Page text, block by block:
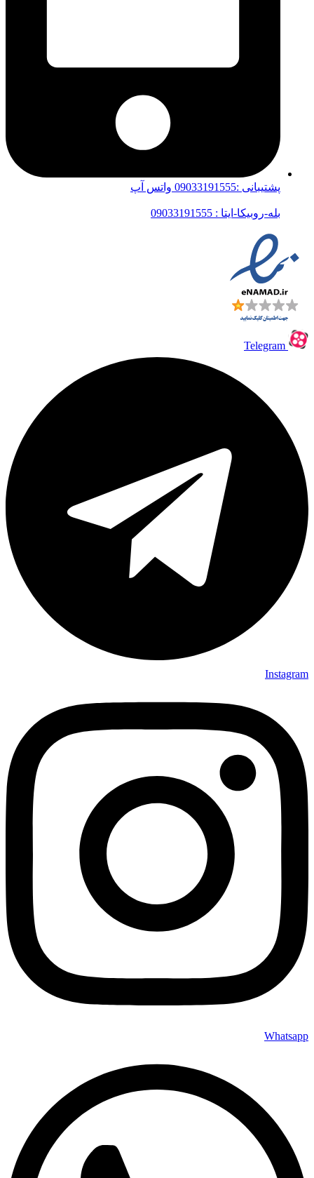
پشتیبانی :09033191555 واتس آپ
بله-روبیکا-ایتا : 09033191555
Telegram
Instagram
Whatsapp